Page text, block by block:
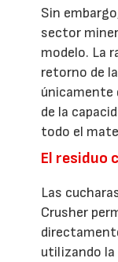
Sin
sector
modelo. La
retorno de
únicamente
de la
todo el
El residuo
Las
Crusher
utilizando la